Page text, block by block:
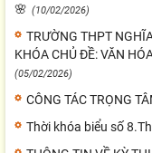
🌸 (10/02/2026)
TRƯỜNG THPT
KHÓA CHỦ ĐỀ: VĂN
(05/02/2026)
CÔNG TÁC TRỌNG
Thời khóa biểu số